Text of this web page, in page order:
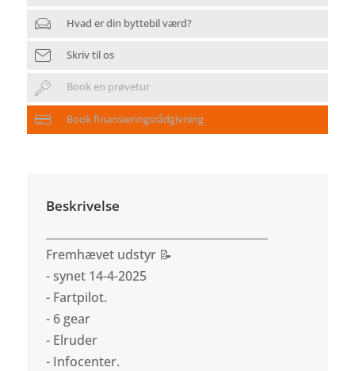
Hvad er din byttebil værd?
Skriv til os
Book en prøvetur
Book finansieringsrådgivning
Beskrivelse
Fremhævet udstyr 📝
- synet 14-4-2025
- Fartpilot.
- 6 gear
- Elruder
- Infocenter.